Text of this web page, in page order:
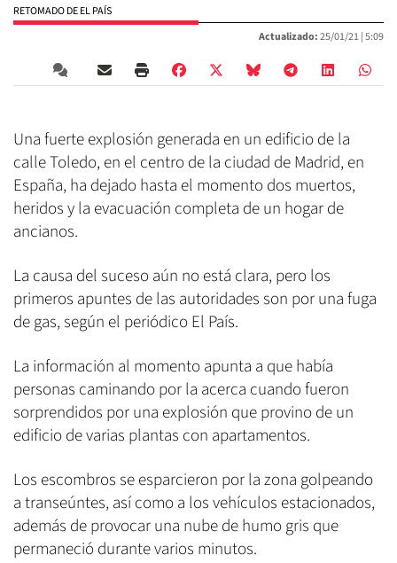
RETOMADO DE EL PAÍS
Actualizado:25/01/21 | 5:09
Una fuerte explosión generada en un edificio de la
calle Toledo, en el centro de la ciudad de Madrid, en
España, ha dejado hasta el momento dos muertos,
heridos y la evacuación completa de un hogar de
ancianos.
La causa del suceso aún no está clara, pero los
primeros apuntes de las autoridades son por una fuga
de gas, según el periódico El País.
La información al momento apunta a que había
personas caminando por la acerca cuando fueron
sorprendidos por una explosión que provino de un
edificio de varias plantas con apartamentos.
Los escombros se esparcieron por la zona golpeando
a transeúntes, así como a los vehículos estacionados,
además de provocar una nube de humo gris que
permaneció durante varios minutos.